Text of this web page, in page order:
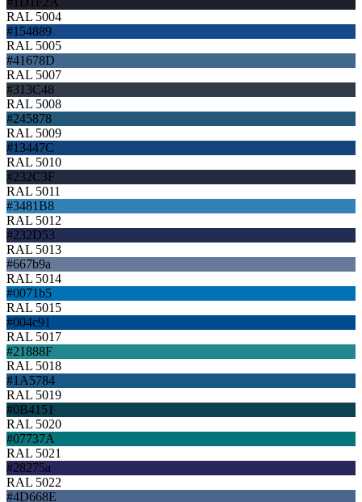
RAL 5004
#154889
RAL 5005
#41678D
RAL 5007
#313C48
RAL 5008
#245878
RAL 5009
#13447C
RAL 5010
#232C3F
RAL 5011
#3481B8
RAL 5012
#232D53
RAL 5013
#667b9a
RAL 5014
#0071b5
RAL 5015
#004c91
RAL 5017
#21888F
RAL 5018
#1A5784
RAL 5019
#0B4151
RAL 5020
#07737A
RAL 5021
#28275a
RAL 5022
#4D668E